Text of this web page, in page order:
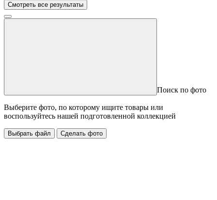
Смотреть все результаты
Поиск по фото
Выберите фото, по которому ищите товары или
воспользуйтесь нашей подготовленной коллекцией
Выбрать файл Сделать фото